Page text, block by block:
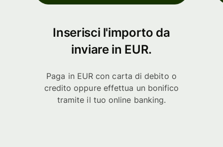
Inserisci l'importo da
inviare in EUR.
Paga in EUR con carta di debito o
credito oppure effettua un bonifico
tramite il tuo online banking.